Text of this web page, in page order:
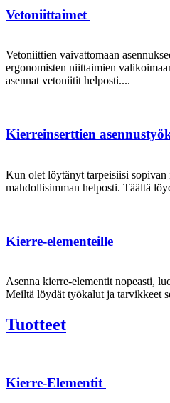
Vetoniittaimet
Vetoniittien vaivattomaan
ergonomisten niittaimien
asennat vetoniitit helposti....
Kierreinserttien
Kun olet löytänyt tarpeisiisi sopivan
mahdollisimman helposti. Täältä
Kierre-elementeille
Asenna kierre-elementit nopeasti,
Meiltä löydät työkalut ja tarvikkeet
Tuotteet
Kierre-Elementit